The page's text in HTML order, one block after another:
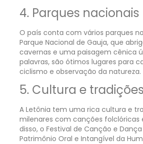
4. Parques nacionais
O país conta com vários parques
Parque Nacional de Gauja, que
cavernas e uma paisagem cênica
palavras, são ótimos lugares para
ciclismo e observação da natureza.
5. Cultura e tradições
A Letônia tem uma rica cultura e
milenares com canções folclóricas
disso, o Festival de Canção e
Patrimônio Oral e Intangível da